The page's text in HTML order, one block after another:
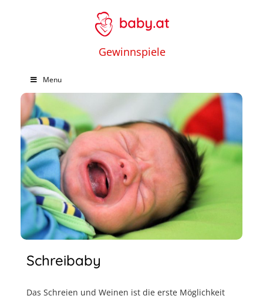
Gewinnspiele
Menu
Schreibaby
Das Schreien und Weinen ist die erste Möglichkeit